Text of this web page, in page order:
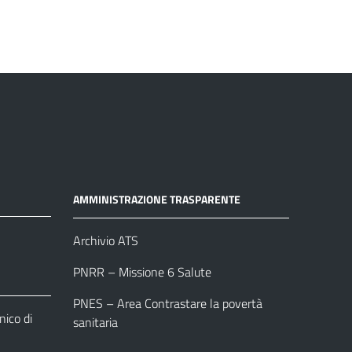
di
AMMINISTRAZIONE TRASPARENTE
Archivio ATS
PNRR – Missione 6 Salute
PNES – Area Contrastare la povertà
sanitaria